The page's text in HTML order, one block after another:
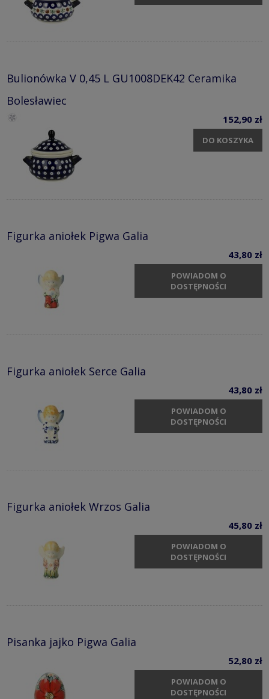
Bulionówka V 0,45 L GU1008DEK42 Ceramika
Bolesławiec
152,90 zł
DO KOSZYKA
Figurka aniołek Pigwa Galia
43,80 zł
POWIADOM O
DOSTĘPNOŚCI
Figurka aniołek Serce Galia
43,80 zł
POWIADOM O
DOSTĘPNOŚCI
Figurka aniołek Wrzos Galia
45,80 zł
POWIADOM O
DOSTĘPNOŚCI
Pisanka jajko Pigwa Galia
52,80 zł
POWIADOM O
DOSTĘPNOŚCI